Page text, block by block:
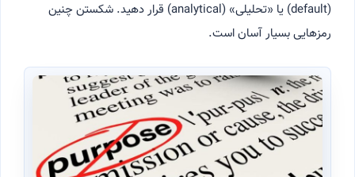
(default) یا «تحلیلی» (analytical) قرار دهید. شکستن چنین
رمزهایی بسیار آسان است.